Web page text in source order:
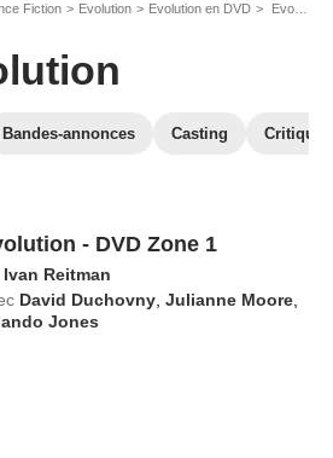
Fiction Evolution Evolution en DVD Evolution - DVD Zone 1
Bandes-annonces Casting
- DVD Zone 1
Ivan Reitman
David Duchovny ,Julianne Moore
Jones